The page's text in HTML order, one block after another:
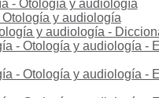
- Otología y audiología
y audiología
y audiología -
- Otología y audiología -
- Otología y audiología -